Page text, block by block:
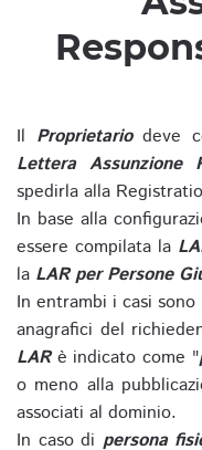
Il Proprietariodeve
Lettera Assunzione
spedirla alla
In base alla
essere compilata la
la LAR per Persone
In entrambi i casi
anagrafici del
LARè indicato come "
o meno alla
associati al dominio.
In caso di persona